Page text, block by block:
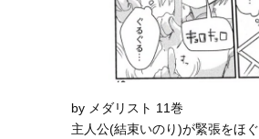
by メダリスト 11巻
主人公(結束いのり)が緊張をほ